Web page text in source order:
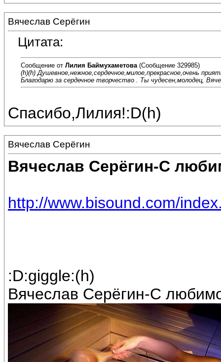
Вячеслав Серёгин
Цитата:
Сообщение от Лилия Баймухаметова (Сообщение 329985)
(h)(h) Душевное,нежное,сердечное,милое,прекрасное,очень
Благодарю за сердечное творчество . Ты чудесен,молодец,
Спасибо,Лилия!:D(h)
Вячеслав Серёгин
Вячеслав Серёгин-С
http://www.bisound.com/
:D:giggle:(h)
Вячеслав Серёгин-С